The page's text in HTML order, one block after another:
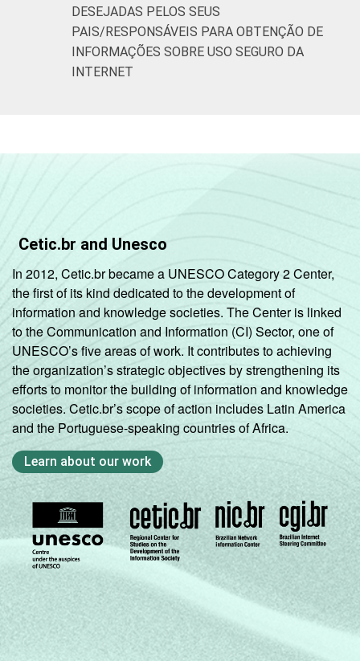
DESEJADAS PELOS SEUS
PAIS/RESPONSÁVEIS PARA OBTENÇÃO DE
INFORMAÇÕES SOBRE USO SEGURO DA
INTERNET
Cetic.br and Unesco
In 2012, Cetic.br became a UNESCO Category 2 Center,
the first of its kind dedicated to the development of
information and knowledge societies. The Center is linked
to the Communication and Information (CI) Sector, one of
UNESCO’s five areas of work. It contributes to achieving
the organization’s strategic objectives by strengthening its
efforts to monitor the building of information and knowledge
societies. Cetic.br’s scope of action includes Latin America
and the Portuguese-speaking countries of Africa.
Learn about our work